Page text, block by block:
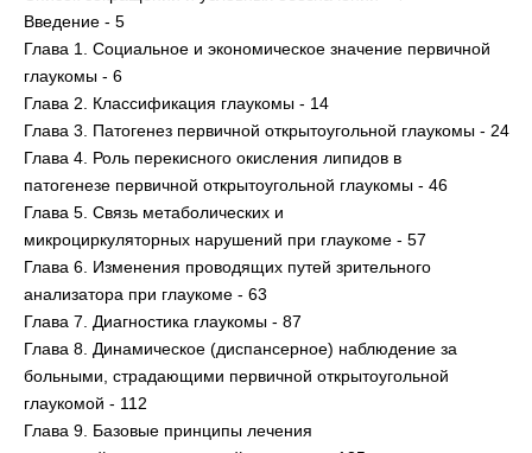
Введение - 5
Глава 1. Социальное и экономическое значение первичной
глаукомы - 6
Глава 2. Классификация глаукомы - 14
Глава 3. Патогенез первичной открытоугольной глаукомы - 24
Глава 4. Роль перекисного окисления липидов в
патогенезе первичной открытоугольной глаукомы - 46
Глава 5. Связь метаболических и
микроциркуляторных нарушений при глаукоме - 57
Глава 6. Изменения проводящих путей зрительного
анализатора при глаукоме - 63
Глава 7. Диагностика глаукомы - 87
Глава 8. Динамическое (диспансерное) наблюдение за
больными, страдающими первичной открытоугольной
глаукомой - 112
Глава 9. Базовые принципы лечения